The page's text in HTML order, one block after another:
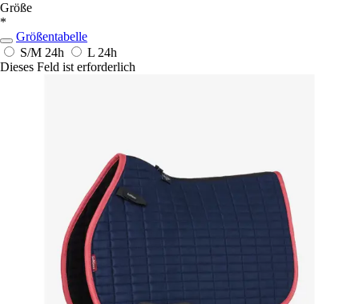
Größe
*
Größentabelle
S/M 24h L 24h
Dieses Feld ist erforderlich